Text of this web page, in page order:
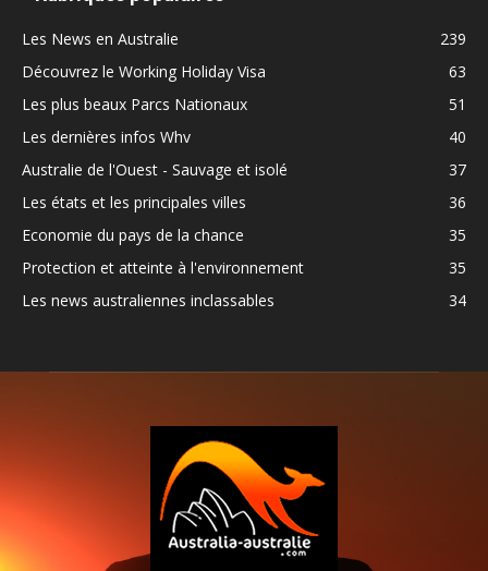
Les News en Australie
239
Découvrez le Working Holiday Visa
63
Les plus beaux Parcs Nationaux
51
Les dernières infos Whv
40
Australie de l'Ouest - Sauvage et isolé
37
Les états et les principales villes
36
Economie du pays de la chance
35
Protection et atteinte à l'environnement
35
Les news australiennes inclassables
34